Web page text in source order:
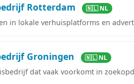
Rotterdam 🇳🇱 NL
in lokale verhuisplatforms en
Groningen 🇳🇱 NL
dat vaak voorkomt in